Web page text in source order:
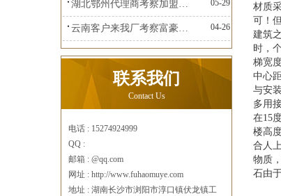
湖北鄂州代理商考察加盟富豪楼梯 05-29
云南客户来我厂考察富豪楼梯 04-26
联系我们
Contact Us
电话 : 15274924999
QQ :
邮箱 : @qq.com
网址 : http://www.fuhaomuye.com
地址 : 湖南长沙市浏阳市淳口镇伏龙镇工
材质
可！
建筑
时，
梯宽
中心
与安
多用
在15
楼高
合人
物质
石由